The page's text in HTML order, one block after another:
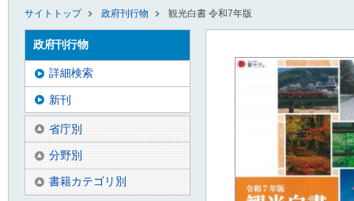
サイトトップ 政府刊行物 観光白書 令和7年版
政府刊行物
詳細検索
新刊
省庁別
分野別
書籍カテゴリ別